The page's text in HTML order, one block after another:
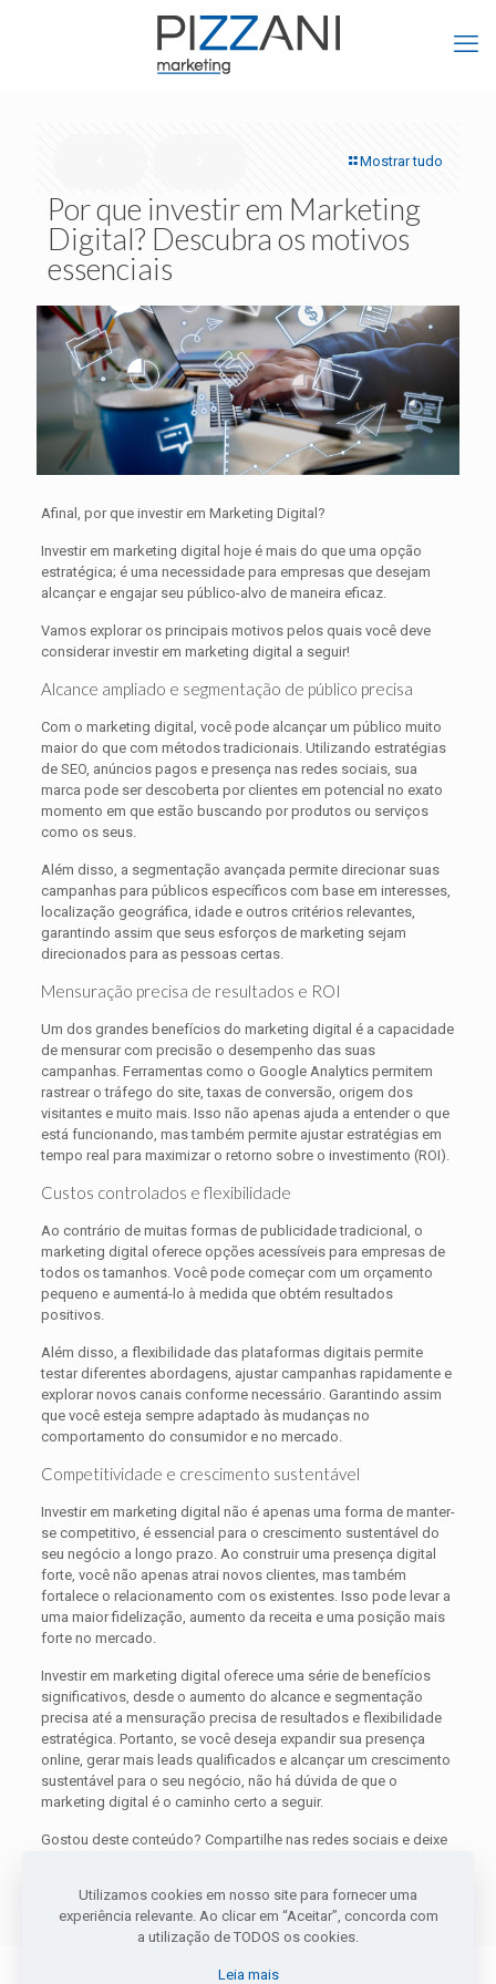
Mostrar tudo
Por que investir em Marketing
Digital? Descubra os motivos
essenciais
Afinal, por que investir em Marketing Digital?
Investir em marketing digital hoje é mais do que uma opção
estratégica; é uma necessidade para empresas que desejam
alcançar e engajar seu público-alvo de maneira eficaz.
Vamos explorar os principais motivos pelos quais você deve
considerar investir em marketing digital a seguir!
Alcance ampliado e segmentação de público precisa
Com o marketing digital, você pode alcançar um público muito
maior do que com métodos tradicionais. Utilizando estratégias
de SEO, anúncios pagos e presença nas redes sociais, sua
marca pode ser descoberta por clientes em potencial no exato
momento em que estão buscando por produtos ou serviços
como os seus.
Além disso, a segmentação avançada permite direcionar suas
campanhas para públicos específicos com base em interesses,
localização geográfica, idade e outros critérios relevantes,
garantindo assim que seus esforços de marketing sejam
direcionados para as pessoas certas.
Mensuração precisa de resultados e ROI
Um dos grandes benefícios do marketing digital é a capacidade
de mensurar com precisão o desempenho das suas
campanhas. Ferramentas como o Google Analytics permitem
rastrear o tráfego do site, taxas de conversão, origem dos
visitantes e muito mais. Isso não apenas ajuda a entender o que
está funcionando, mas também permite ajustar estratégias em
tempo real para maximizar o retorno sobre o investimento (ROI).
Custos controlados e flexibilidade
Ao contrário de muitas formas de publicidade tradicional, o
marketing digital oferece opções acessíveis para empresas de
todos os tamanhos. Você pode começar com um orçamento
pequeno e aumentá-lo à medida que obtém resultados
positivos.
Além disso, a flexibilidade das plataformas digitais permite
testar diferentes abordagens, ajustar campanhas rapidamente e
explorar novos canais conforme necessário. Garantindo assim
que você esteja sempre adaptado às mudanças no
comportamento do consumidor e no mercado.
Competitividade e crescimento sustentável
Investir em marketing digital não é apenas uma forma de manter-
se competitivo, é essencial para o crescimento sustentável do
seu negócio a longo prazo. Ao construir uma presença digital
forte, você não apenas atrai novos clientes, mas também
fortalece o relacionamento com os existentes. Isso pode levar a
uma maior fidelização, aumento da receita e uma posição mais
forte no mercado.
Investir em marketing digital oferece uma série de benefícios
significativos, desde o aumento do alcance e segmentação
precisa até a mensuração precisa de resultados e flexibilidade
estratégica. Portanto, se você deseja expandir sua presença
online, gerar mais leads qualificados e alcançar um crescimento
sustentável para o seu negócio, não há dúvida de que o
marketing digital é o caminho certo a seguir.
Gostou deste conteúdo? Compartilhe nas redes sociais e deixe
Utilizamos cookies em nosso site para fornecer uma
experiência relevante. Ao clicar em “Aceitar”, concorda com
a utilização de TODOS os cookies.
Leia mais